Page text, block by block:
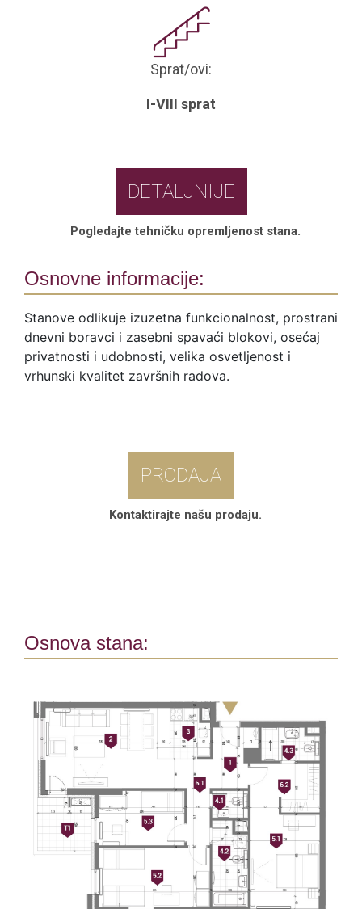
Sprat/ovi:
I-VIII sprat
DETALJNIJE
Pogledajte tehničku opremljenost stana.
Osnovne informacije:
Stanove odlikuje izuzetna funkcionalnost, prostrani
dnevni boravci i zasebni spavaći blokovi, osećaj
privatnosti i udobnosti, velika osvetljenost i
vrhunski kvalitet završnih radova.
PRODAJA
Kontaktirajte našu prodaju.
Osnova stana: